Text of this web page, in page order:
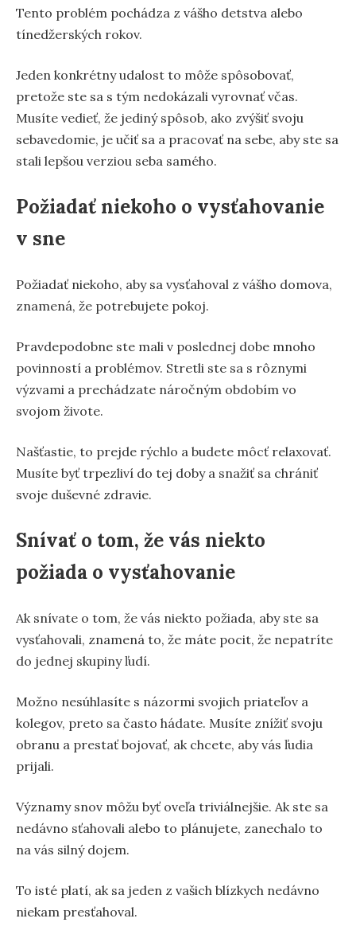
Tento problém pochádza z vášho detstva alebo
tínedžerských rokov.
Jeden konkrétny udalost to môže spôsobovať,
pretože ste sa s tým nedokázali vyrovnať včas.
Musíte vedieť, že jediný spôsob, ako zvýšiť svoju
sebavedomie, je učiť sa a pracovať na sebe, aby ste sa
stali lepšou verziou seba samého.
Požiadať niekoho o vysťahovanie
v sne
Požiadať niekoho, aby sa vysťahoval z vášho domova,
znamená, že potrebujete pokoj.
Pravdepodobne ste mali v poslednej dobe mnoho
povinností a problémov. Stretli ste sa s rôznymi
výzvami a prechádzate náročným obdobím vo
svojom živote.
Našťastie, to prejde rýchlo a budete môcť relaxovať.
Musíte byť trpezliví do tej doby a snažiť sa chrániť
svoje duševné zdravie.
Snívať o tom, že vás niekto
požiada o vysťahovanie
Ak snívate o tom, že vás niekto požiada, aby ste sa
vysťahovali, znamená to, že máte pocit, že nepatríte
do jednej skupiny ľudí.
Možno nesúhlasíte s názormi svojich priateľov a
kolegov, preto sa často hádate. Musíte znížiť svoju
obranu a prestať bojovať, ak chcete, aby vás ľudia
prijali.
Významy snov môžu byť oveľa triviálnejšie. Ak ste sa
nedávno sťahovali alebo to plánujete, zanechalo to
na vás silný dojem.
To isté platí, ak sa jeden z vašich blízkych nedávno
niekam presťahoval.